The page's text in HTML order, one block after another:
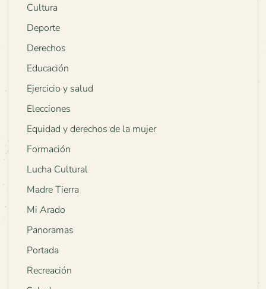
Cultura
Deporte
Derechos
Educación
Ejercicio y salud
Elecciones
Equidad y derechos de la mujer
Formación
Lucha Cultural
Madre Tierra
Mi Arado
Panoramas
Portada
Recreación